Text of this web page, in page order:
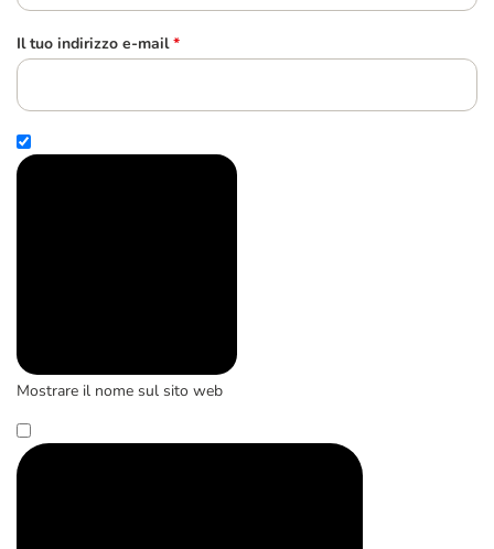
Il tuo indirizzo e-mail *
Mostrare il nome sul sito web